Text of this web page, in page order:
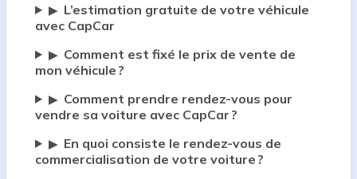
▶ L’estimation gratuite de votre véhicule
avec CapCar
▶ Comment est fixé le prix de vente de
mon véhicule ?
▶ Comment prendre rendez-vous pour
vendre sa voiture avec CapCar ?
▶ En quoi consiste le rendez-vous de
commercialisation de votre voiture ?